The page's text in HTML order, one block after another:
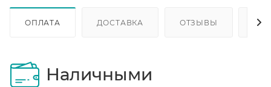
ОПЛАТА ДОСТАВКА ОТЗЫВЫ
Наличными